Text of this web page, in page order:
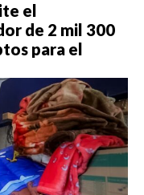
el
de 2 mil 300
para el